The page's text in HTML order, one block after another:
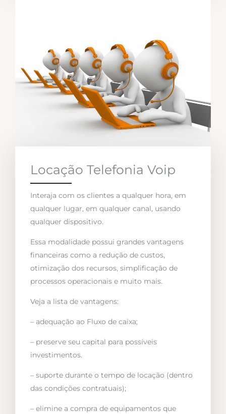
Locação Telefonia Voip
Interaja com os clientes a qualquer hora, em
qualquer lugar, em qualquer canal, usando
qualquer dispositivo.
Essa modalidade possui grandes vantagens
financeiras como a redução de custos,
otimização dos recursos, simplificação de
processos operacionais e muito mais.
Veja a lista de vantagens:
– adequação ao Fluxo de caixa;
– preserve seu capital para possíveis
investimentos.
– suporte durante o tempo de locação (dentro
das condições contratuais);
– elimine a compra de equipamentos que